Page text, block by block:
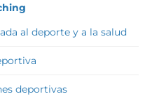
al deporte y a la salud
deportivas